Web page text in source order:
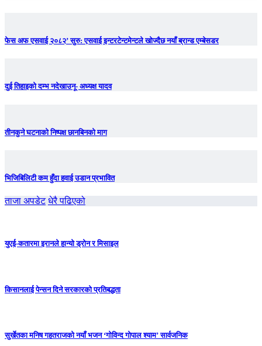
फेस अफ एसवाई २०८२’ सुरु: एसवाई इन्टरटेन्टमेन्टले खोज्दैछ नयाँ ब्रान्ड एम्बेसडर
दुई तिहाइको दम्भ नदेखाउनू- अध्यक्ष यादव
तीनकुने घटनाकाे निष्पक्ष छानबिनकाे माग
भिजिबिलिटी कम हुँदा हवाई उडान प्रभावित
ताजा अपडेट धेरै पढिएको
युएई-कतारमा इरानले हान्यो ड्रोन र मिसाइल
किसानलाई पेन्सन दिने सरकारको प्रतिबद्धता
सुर्खेतका मनिष गहतराजको नयाँ भजन ‘गोविन्द गोपाल श्याम’ सार्वजनिक